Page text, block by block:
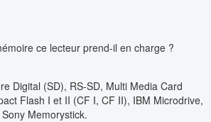
ce lecteur prend-il en charge ?
Digital (SD), RS-SD, Multi Media Card
Flash I et II (CF I, CF II), IBM Microdrive,
Memorystick.